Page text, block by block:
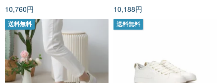
10,760円
10,188円
送料無料 送料無料